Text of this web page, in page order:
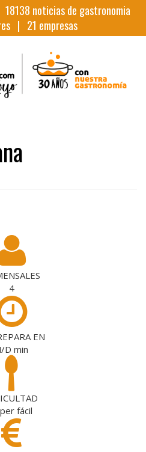
18138 noticias de gastronomia
| 21 empresas
4
EN
D min
fácil